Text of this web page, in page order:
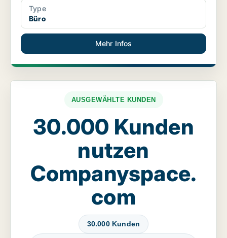
Type
Büro
Mehr Infos
AUSGEWÄHLTE KUNDEN
30.000 Kunden
nutzen
Companyspace.
com
30.000 Kunden